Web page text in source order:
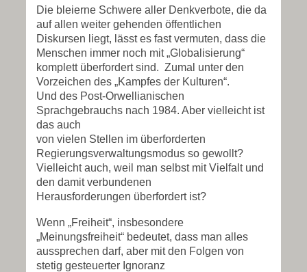
Die bleierne Schwere aller Denkverbote, die da
auf allen weiter gehenden öffentlichen
Diskursen liegt, lässt es fast vermuten, dass die
Menschen immer noch mit „Globalisierung“
komplett überfordert sind. Zumal unter den
Vorzeichen des „Kampfes der Kulturen“.
Und des Post-Orwellianischen
Sprachgebrauchs nach 1984. Aber vielleicht ist
das auch
von vielen Stellen im überforderten
Regierungsverwaltungsmodus so gewollt?
Vielleicht auch, weil man selbst mit Vielfalt und
den damit verbundenen
Herausforderungen überfordert ist?
Wenn „Freiheit“, insbesondere
„Meinungsfreiheit“ bedeutet, dass man alles
aussprechen darf, aber mit den Folgen von
stetig gesteuerter Ignoranz